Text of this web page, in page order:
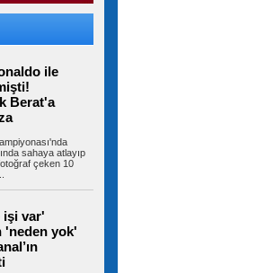
tarafından
Koruma
kabul edildi
Kanunlarda...
ile
Berat'a
sahaya atlayıp
çeken 10
işi var'
'neden yok'